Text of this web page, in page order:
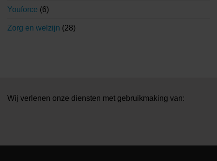
Youforce (6)
Zorg en welzijn (28)
Wij verlenen onze diensten met gebruikmaking van: